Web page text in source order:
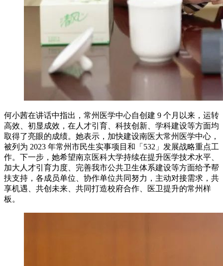
何小茜在讲话中指出，常州医学中心自创建 9 个月以来，运转
高效、初显成效，在人才引育、科技创新、学科建设等方面均
取得了亮眼的成绩。她表示，加快建设南医大常州医学中心，
被列为 2023 年常州市民生实事项目和「532」发展战略重点工
作。下一步，她希望南京医科大学持续在提升医学技术水平、
加大人才引育力度、完善我市公共卫生体系建设等方面给予帮
扶支持，各成员单位、协作单位共同努力，主动对接需求，共
享机遇、共创未来、共同打造校府合作、医卫提升的常州样
板。